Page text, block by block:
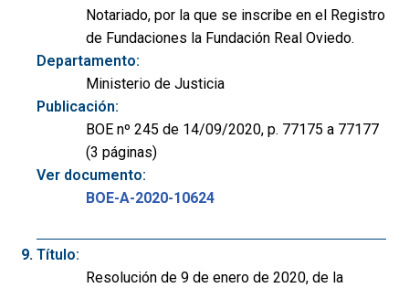
Notariado, por la que se inscribe en el Registro
de Fundaciones la Fundación Real Oviedo.
Departamento:
Ministerio de Justicia
Publicación:
BOE nº 245 de 14/09/2020, p. 77175 a 77177
(3 páginas)
Ver documento:
BOE-A-2020-10624
Título:
Resolución de 9 de enero de 2020, de la